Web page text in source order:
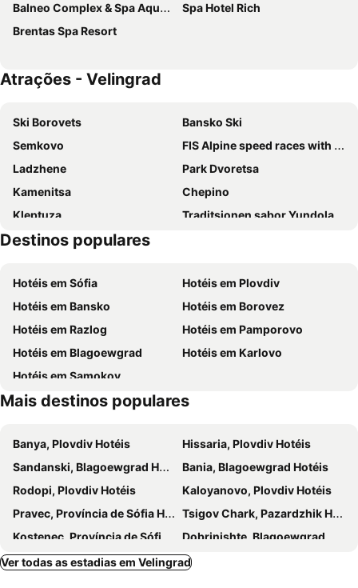
Balneo Complex & Spa Aquatonik
Spa Hotel Rich
Brentas Spa Resort
Atrações - Velingrad
Ski Borovets
Bansko Ski
Semkovo
FIS Alpine speed races with 2SG, SC
Ladzhene
Park Dvoretsa
Kamenitsa
Chepino
Kleptuza
Traditsionen sabor Yundola
Yundola
Yazovir Dospat
Sveti Konstantin
Aviatsionen tsentar Dolna Banya
Dolen
Destinos populares
Hotéis em Sófia
Hotéis em Plovdiv
Hotéis em Bansko
Hotéis em Borovez
Hotéis em Razlog
Hotéis em Pamporovo
Hotéis em Blagoewgrad
Hotéis em Karlovo
Hotéis em Samokov
Mais destinos populares
Banya, Plovdiv Hotéis
Hissaria, Plovdiv Hotéis
Sandanski, Blagoewgrad Hotéis
Bania, Blagoewgrad Hotéis
Rodopi, Plovdiv Hotéis
Kaloyanovo, Plovdiv Hotéis
Pravec, Província de Sófia Hotéis
Tsigov Chark, Pazardzhik Hotéis
Kostenec, Província de Sófia Hotéis
Dobrinishte, Blagoewgrad Hotéis
Dospat, Smoljan Hotéis
Sapareva Banya, Kyustendil Hotéis
Ver todas as estadias em Velingrad